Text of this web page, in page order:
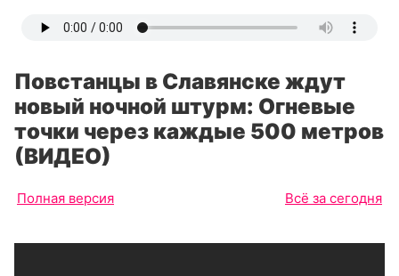
Повстанцы в Славянске ждут
новый ночной штурм: Огневые
точки через каждые 500 метров
(ВИДЕО)
Полная версия Всё за сегодня